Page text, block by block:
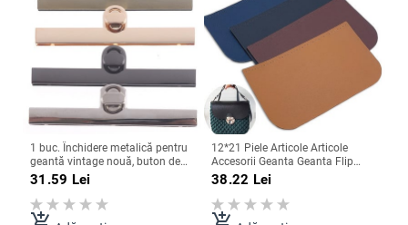
1 buc. Închidere metalică pentru
geantă vintage nouă, buton de
răsucire, pentru accesorii pentru
31.59 Lei
12*21 Piele Articole Articole
Accesorii Geanta Geanta Flip
Cover DIY Handmade Geanta
piele
38.22 Lei